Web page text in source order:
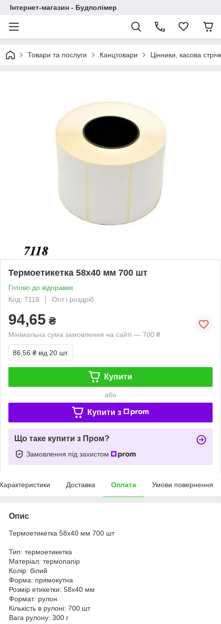
Інтернет-магазин - Будполімер
Товари та послуги Канцтовари Цінники, касова
Термоетикетка 58х40 мм 700 шт
Готово до відправки
Код: 7118
Опт і роздріб
94,65 ₴
Мінімальна сума замовлення на сайті — 700 ₴
86,56 ₴ від 20 шт.
Купити
або
Купити з
Що таке купити з Пром?
Замовлення під захистом
Доставка Оплата Умови повернення
Опис
Термоетикетка 58х40 мм 700 шт
Тип: термоетикетка
Матеріал: термопапір
Колір: білий
Форма: прямокутна
Розмір етикетки: 58х40 мм
Формат: рулон
Кількість в рулоні: 700 шт
Вага рулону: 300 г